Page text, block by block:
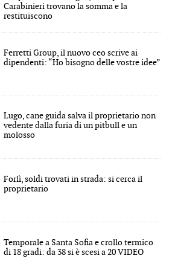
Carabinieri trovano la somma e la
restituiscono
Ferretti Group, il nuovo ceo scrive ai
dipendenti: “Ho bisogno delle vostre idee”
Lugo, cane guida salva il proprietario non
vedente dalla furia di un pitbull e un
molosso
Forlì, soldi trovati in strada: si cerca il
proprietario
Temporale a Santa Sofia e crollo termico
di 18 gradi: da 38 si è scesi a 20 VIDEO